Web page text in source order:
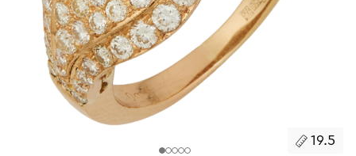
19.5